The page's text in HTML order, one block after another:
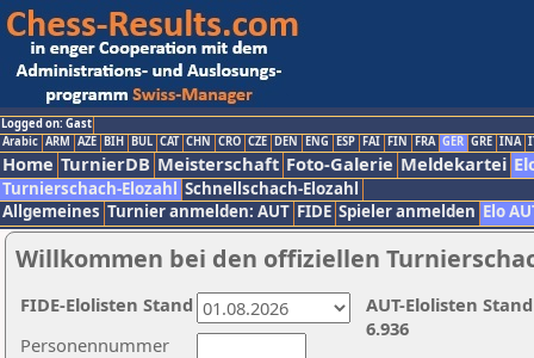
Logged on: Gast
Arabic ARM AZE BIH BUL CAT CHN CRO CZE DEN ENG ESP FAI FIN FRA GER GRE INA
Home TurnierDB Meisterschaft Foto-Galerie Meldekartei
Turnierschach-Elozahl Schnellschach-Elozahl
Allgemeines Turnier anmelden: AUT FIDE Spieler anmelden Elo
Willkommen bei den offiziellen
Personennummer
AUT-Elolisten
6.936
FIDE-Elolisten Stand